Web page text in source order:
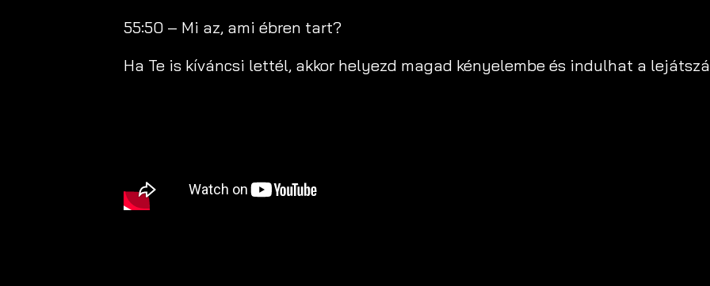
55:50 – Mi az, ami ébren tart?
Ha Te is kíváncsi lettél, akkor helyezd magad kényelembe és indulhat a